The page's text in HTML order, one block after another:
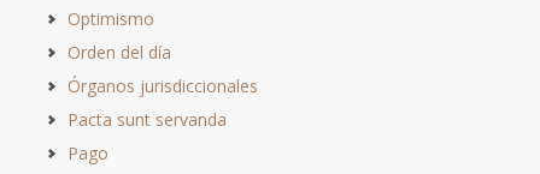
Optimismo
Orden del día
Órganos jurisdiccionales
Pacta sunt servanda
Pago